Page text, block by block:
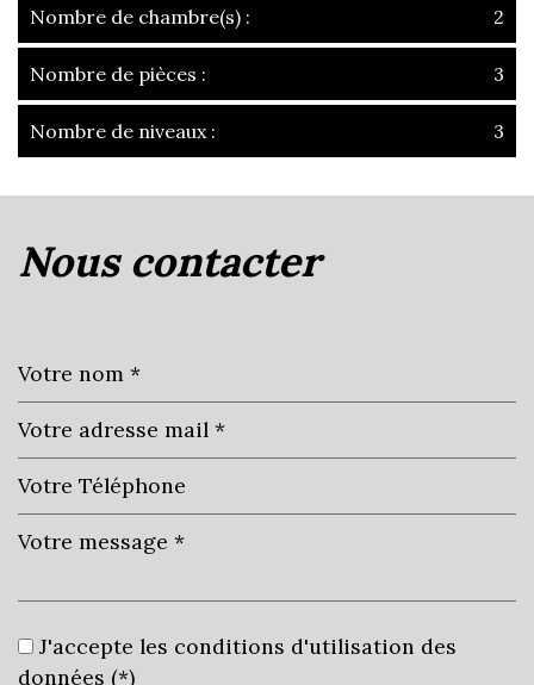
Nombre de chambre(s) : 2
Nombre de pièces : 3
Nombre de niveaux : 3
+
statistiques
nous contacter
J'accepte les conditions d'utilisation des
données (*)